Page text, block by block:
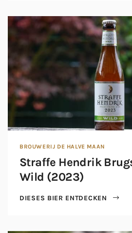
BROUWERIJ DE HALVE MAAN
Straffe Hendrik
Wild (2023)
DIESES BIER ENTDECKEN